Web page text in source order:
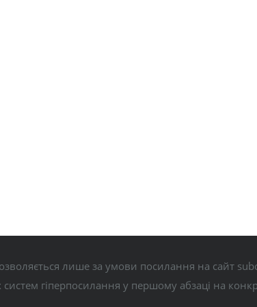
лише за умови посилання на сайт
гіперпосилання у першому абзаці на